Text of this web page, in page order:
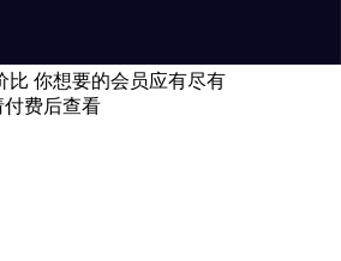
比 你想要的会员应有尽有
费后查看